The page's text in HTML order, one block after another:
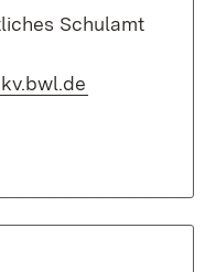
Schulamt